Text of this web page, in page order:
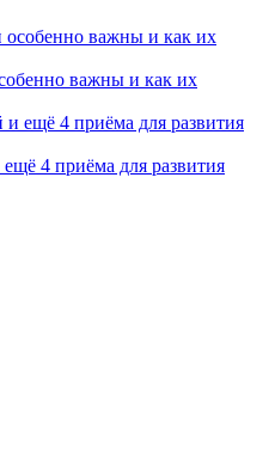
важны и как их
4 приёма для развития